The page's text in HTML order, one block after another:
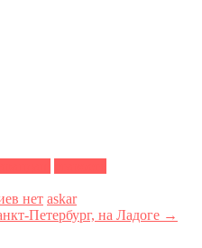
нет askar
Петербург, на Ладоге →